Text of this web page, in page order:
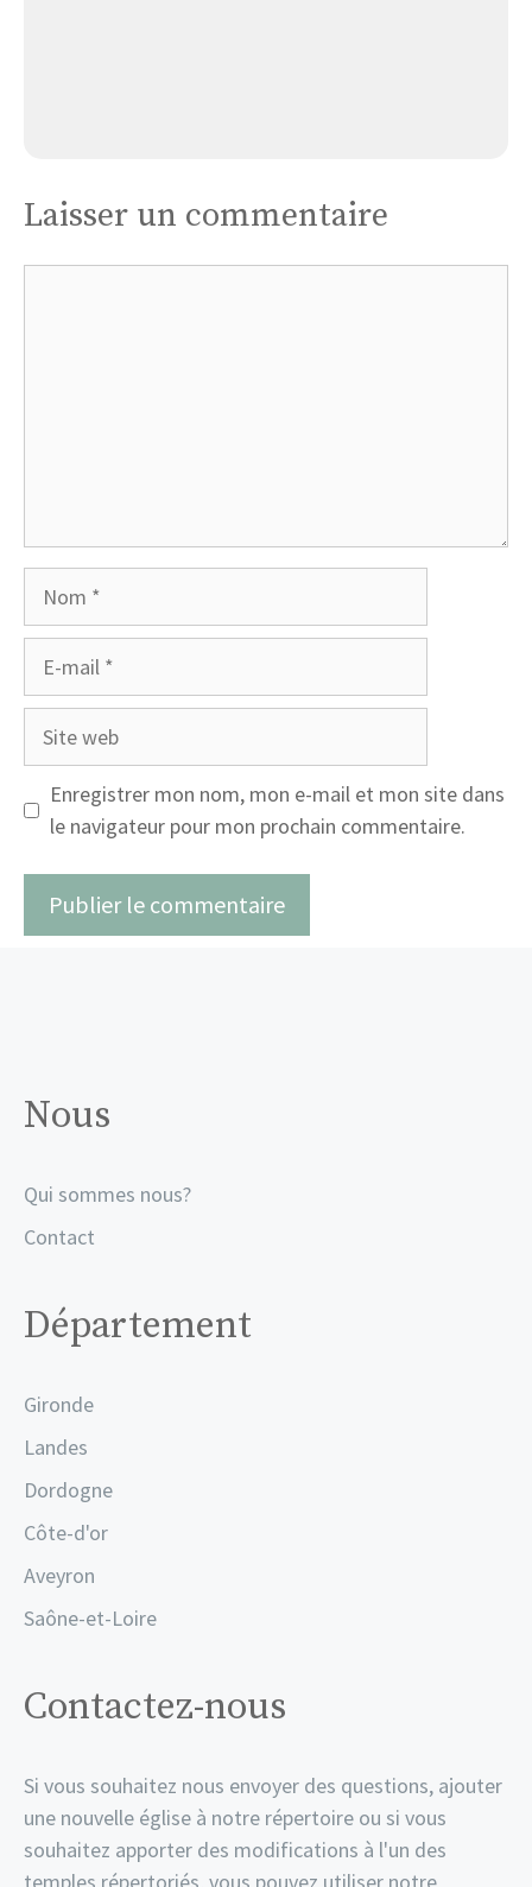
Laisser un commentaire
Site
Enregistrer mon nom, mon e-mail et mon site dans
le navigateur pour mon prochain commentaire.
Nous
Qui sommes nous?
Contact
Département
Gironde
Landes
Dordogne
Côte-d'or
Aveyron
Saône-et-Loire
Contactez-nous
Si vous souhaitez nous envoyer des questions, ajouter
une nouvelle église à notre répertoire ou si vous
souhaitez apporter des modifications à l'un des